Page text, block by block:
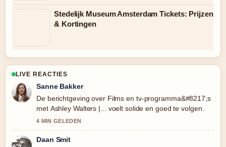
Stedelijk Museum Amsterdam Tickets: Prijzen
& Kortingen
LIVE REACTIES
Sanne Bakker
De berichtgeving over Films en tv-programma&#8217;s
met Ashley Walters |... voelt solide en goed te volgen.
4 MIN GELEDEN
Daan Smit